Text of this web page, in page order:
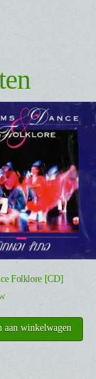
Folklore [CD]
aan winkelwagen